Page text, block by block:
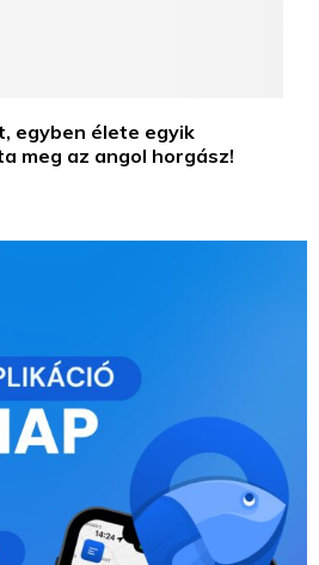
egyben élete egyik
meg az angol horgász!